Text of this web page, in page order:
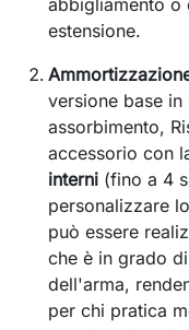
abbigliamento o
estensione.
versione base
assorbimento,
accessorio con
interni (fino a 4
personalizzare
può essere
che è in grado di
dell'arma,
per chi pratica